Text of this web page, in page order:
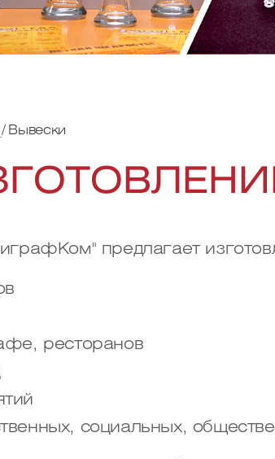
Вывески
предлагает
ресторанов
социальных,